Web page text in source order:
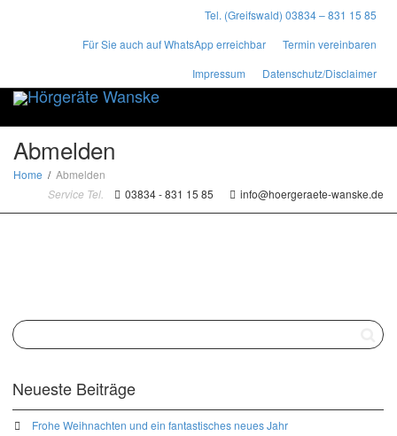
Tel. (Greifswald) 03834 – 831 15 85
Für Sie auch auf WhatsApp erreichbar
Termin vereinbaren
Impressum
Datenschutz/Disclaimer
Abmelden
Home
Abmelden
Service Tel.
03834 - 831 15 85 info@hoergeraete-wanske.de
Neueste Beiträge
Frohe Weihnachten und ein fantastisches neues Jahr